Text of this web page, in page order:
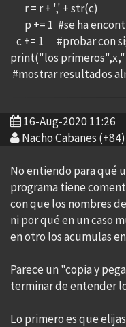
r = r + ',' + str(c)
p += 1 #se ha
c += 1 #probar con
print("los
#mostrar resultados
16-Aug-2020 11:26
Nacho Cabanes (+84)
No entiendo para qué
programa tiene
con que los nombres
ni por qué en un caso
en otro los acumulas
Parece un "copia y
terminar de entender
Lo primero es que